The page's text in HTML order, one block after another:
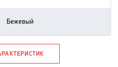
бежевый